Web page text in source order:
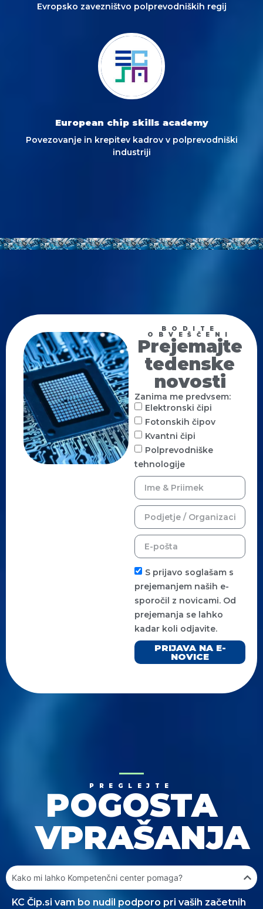
Evropsko zavezništvo polprevodniških regij
European chip skills academy
Povezovanje in krepitev kadrov v polprevodniški
industriji
BODITE
OBVEŠČENI
Prejemajte
tedenske
novosti
Zanima me predvsem:
Elektronski čipi
Fotonskih čipov
Kvantni čipi
Polprevodniške
tehnologije
S prijavo soglašam s
prejemanjem naših e-
sporočil z novicami. Od
prejemanja se lahko
kadar koli odjavite.
PRIJAVA NA E-
NOVICE
PREGLEJTE
POGOSTA
VPRAŠANJA
Kako mi lahko Kompetenčni center pomaga?
KC Čip.si vam bo nudil podporo pri vaših začetnih